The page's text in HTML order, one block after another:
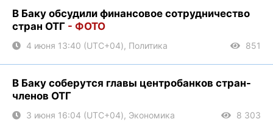
В Баку обсудили финансовое сотрудничество
стран ОТГ - ФОТО
4 июня 13:40 (UTC+04), Политика 851
В Баку соберутся главы центробанков стран-
членов ОТГ
3 июня 16:04 (UTC+04), Экономика 8 303